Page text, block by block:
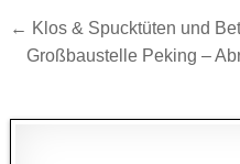
← Klos & Spucktüten und
Großbaustelle Peking –